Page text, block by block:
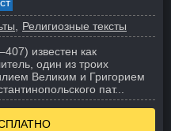
Религиозные тексты
известен как
один из троих
Великим и Григорием
пат...